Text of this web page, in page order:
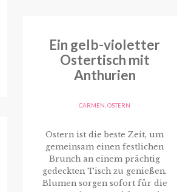
Ein gelb-violetter
Ostertisch mit
Anthurien
CARMEN,OSTERN
Ostern ist die beste Zeit, um
gemeinsam einen festlichen
Brunch an einem prächtig
gedeckten Tisch zu genießen.
Blumen sorgen sofort für die